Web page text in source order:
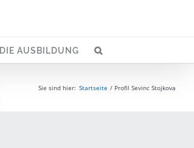
DIE AUSBILDUNG
Sie sind hier: Startseite Profil Sevinc Stojkova